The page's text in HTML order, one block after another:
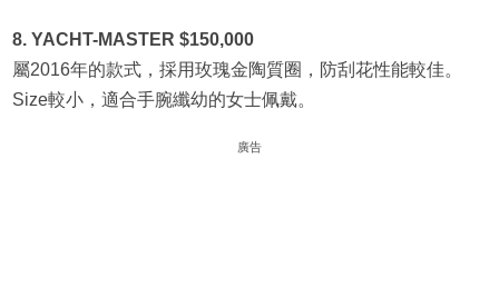
8. YACHT-MASTER $150,000
屬2016年的款式，採用玫瑰金陶質圈，防刮花性能較佳。
Size較小，適合手腕纖幼的女士佩戴。
廣告